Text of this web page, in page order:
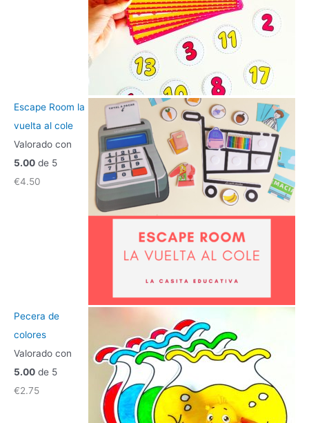
Escape Room la
vuelta al cole
Valorado con
5.00 de 5
€4.50
Pecera de
colores
Valorado con
5.00 de 5
€2.75